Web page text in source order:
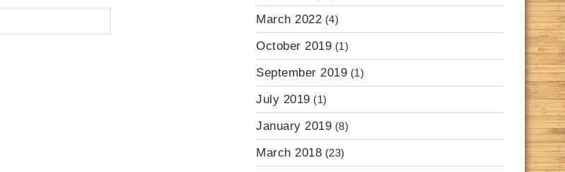
March 2022 (4)
October 2019 (1)
September 2019 (1)
July 2019 (1)
January 2019 (8)
March 2018 (23)